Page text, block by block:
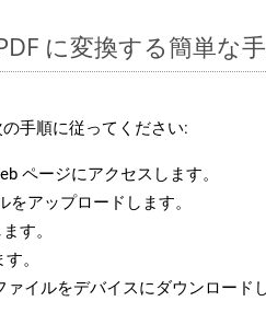
に変換する簡単な
手順に従ってください:
ページにアクセスします。
をアップロードします。
す。
。
イルをデバイスにダウンロードし